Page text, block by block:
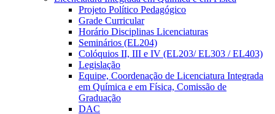
Projeto Político Pedagógico
Grade Curricular
Horário Disciplinas Licenciaturas
Seminários (EL204)
Colóquios II, III e IV (EL203/ EL303 / EL403)
Legislação
Equipe, Coordenação de Licenciatura Integrada
em Química e em Física, Comissão de
Graduação
DAC